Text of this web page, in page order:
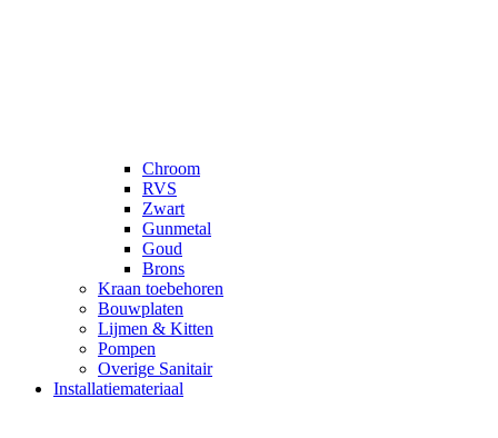
Chroom
RVS
Zwart
Gunmetal
Goud
Brons
Kraan toebehoren
Bouwplaten
Lijmen & Kitten
Pompen
Overige Sanitair
Installatiemateriaal